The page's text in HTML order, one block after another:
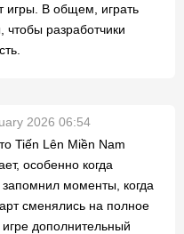
игры. В общем, играть
разработчики
2026 06:54
Tiến Lên Miền Nam
особенно когда
моменты, когда
сменялись на полное
дополнительный